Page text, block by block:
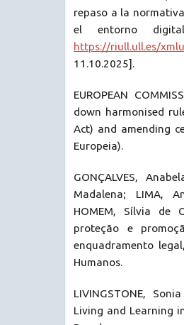
repaso a la
el entorno
https://riull.ull.es/
11.10.2025].
EUROPEAN
down harmonised
Act) and amending
Europeia).
GONÇALVES,
Madalena; LIMA,
HOMEM, Sílvia de
proteção e
enquadramento
Humanos.
LIVINGSTONE,
Living and Learning